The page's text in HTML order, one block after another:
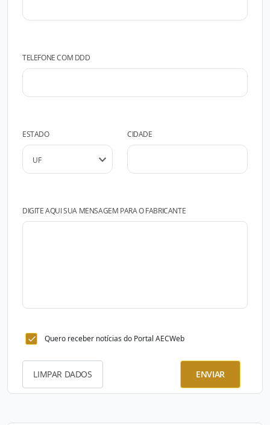
TELEFONE COM DDD
ESTADO CIDADE
DIGITE AQUI SUA MENSAGEM PARA O FABRICANTE
Quero receber notícias do Portal AECWeb
LIMPAR DADOS ENVIAR